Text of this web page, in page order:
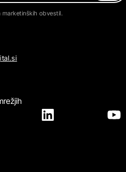
marketinških obvestil.